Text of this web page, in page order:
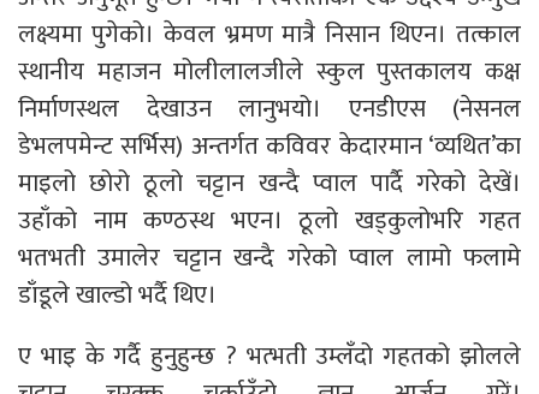
लक्ष्यमा पुगेको। केवल भ्रमण मात्रै निसान थिएन। तत्काल
स्थानीय महाजन मोलीलालजीले स्कुल पुस्तकालय कक्ष
निर्माणस्थल देखाउन लानुभयो। एनडीएस (नेसनल
डेभलपमेन्ट सर्भिस) अन्तर्गत कविवर केदारमान ‘व्यथित’का
माइलो छोरो ठूलो चट्टान खन्दै प्वाल पार्दै गरेको देखें।
उहाँको नाम कण्ठस्थ भएन। ठूलो खड्कुलोभरि गहत
भतभती उमालेर चट्टान खन्दै गरेको प्वाल लामो फलामे
डाँडूले खाल्डो भर्दै थिए।
ए भाइ के गर्दै हुनुहुन्छ ? भत्भती उम्लँदो गहतको झोलले